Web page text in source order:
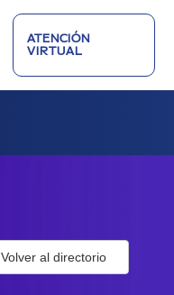
ATENCIÓN
VIRTUAL
Volver al directorio